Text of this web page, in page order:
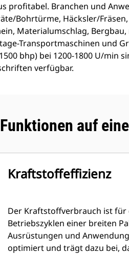
profitabel. Branchen und
Bohrtürme, Häcksler/
Materialumschlag,
Transportmaschinen und
bhp) bei 1200-1800 U/min
verfügbar.
Funktionen auf
Kraftstoffeffizienz
Der Kraftstoffverbrauch ist für
Betriebszyklen einer breiten
Ausrüstungen und
optimiert und trägt dazu bei,